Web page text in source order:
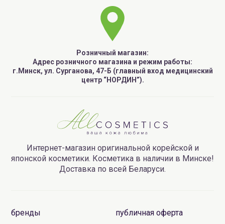
Розничный магазин:
Адрес розничного магазина и режим работы:
г.Минск, ул. Сурганова, 47-Б (главный вход медицинский
центр “НОРДИН”).
Интернет-магазин оригинальной корейской и
японской косметики. Косметика в наличии в Минске!
Доставка по всей Беларуси.
бренды
публичная оферта